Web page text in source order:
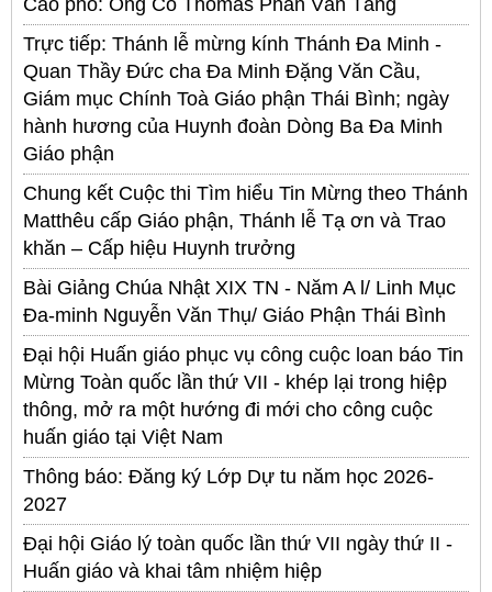
Cáo phó: Ông Cố Thomas Phan Văn Tẵng
Trực tiếp: Thánh lễ mừng kính Thánh Đa Minh -
Quan Thầy Đức cha Đa Minh Đặng Văn Cầu,
Giám mục Chính Toà Giáo phận Thái Bình; ngày
hành hương của Huynh đoàn Dòng Ba Đa Minh
Giáo phận
Chung kết Cuộc thi Tìm hiểu Tin Mừng theo Thánh
Matthêu cấp Giáo phận, Thánh lễ Tạ ơn và Trao
khăn – Cấp hiệu Huynh trưởng
Bài Giảng Chúa Nhật XIX TN - Năm A l/ Linh Mục
Đa-minh Nguyễn Văn Thụ/ Giáo Phận Thái Bình
Đại hội Huấn giáo phục vụ công cuộc loan báo Tin
Mừng Toàn quốc lần thứ VII - khép lại trong hiệp
thông, mở ra một hướng đi mới cho công cuộc
huấn giáo tại Việt Nam
Thông báo: Đăng ký Lớp Dự tu năm học 2026-
2027
Đại hội Giáo lý toàn quốc lần thứ VII ngày thứ II -
Huấn giáo và khai tâm nhiệm hiệp